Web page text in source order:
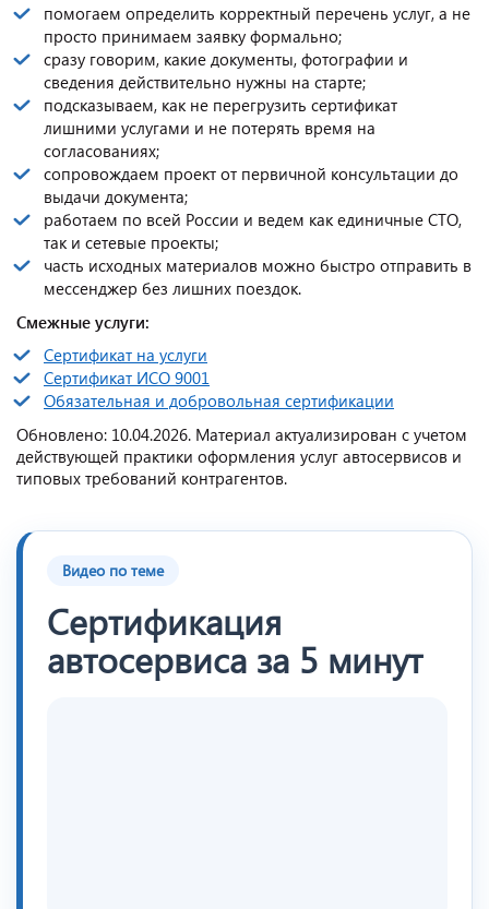
помогаем определить корректный перечень услуг, а не
просто принимаем заявку формально;
сразу говорим, какие документы, фотографии и
сведения действительно нужны на старте;
подсказываем, как не перегрузить сертификат
лишними услугами и не потерять время на
согласованиях;
сопровождаем проект от первичной консультации до
выдачи документа;
работаем по всей России и ведем как единичные СТО,
так и сетевые проекты;
часть исходных материалов можно быстро отправить в
мессенджер без лишних поездок.
Смежные услуги:
Сертификат на услуги
Сертификат ИСО 9001
Обязательная и добровольная сертификации
Обновлено: 10.04.2026. Материал актуализирован с учетом
действующей практики оформления услуг автосервисов и
типовых требований контрагентов.
Видео по теме
Сертификация
автосервиса за 5 минут